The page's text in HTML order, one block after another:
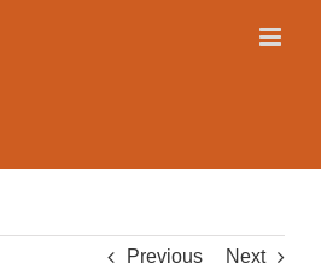
Previous Next